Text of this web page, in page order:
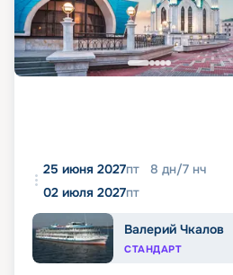
25 июня 2027пт 8 дн/7 нч
02 июля 2027пт
Валерий Чкалов
СТАНДАРТ